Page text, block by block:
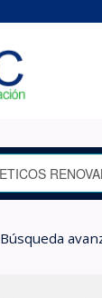
Búsqueda